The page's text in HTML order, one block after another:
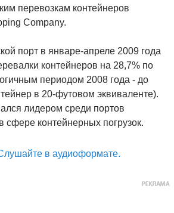
перевозкам контейнеров
Company.
порт в январе-апреле 2009 года
контейнеров на 28,7% по
периодом 2008 года - до
в 20-футовом эквиваленте).
лидером среди портов
сфере контейнерных погрузок.
в аудиоформате.